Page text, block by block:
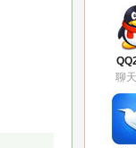
聊